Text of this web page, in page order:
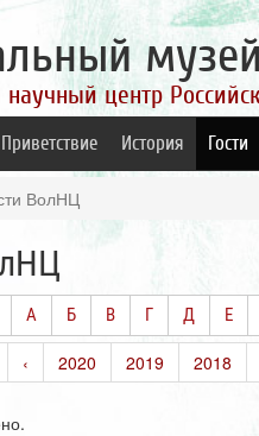
музей
научный центр
Приветствие История Гости
ВолНЦ
А Б В Г Д Е
‹ 2020 2019 2018